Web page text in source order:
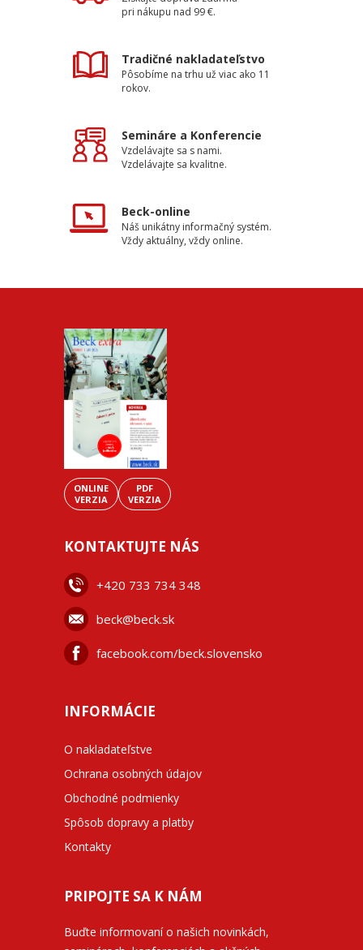
pri nákupu nad 99 €.
Tradičné nakladateľstvo
Pôsobíme na trhu už viac ako 11
rokov.
Semináre a Konferencie
Vzdelávajte sa s nami.
Vzdelávajte sa kvalitne.
Beck-online
Náš unikátny informačný systém.
Vždy aktuálny, vždy online.
ONLINE
VERZIA
PDF
VERZIA
KONTAKTUJTE NÁS
+420 733 734 348
beck@beck.sk
facebook.com/beck.slovensko
INFORMÁCIE
O nakladateľstve
Ochrana osobných údajov
Obchodné podmienky
Spôsob dopravy a platby
Kontakty
PRIPOJTE SA K NÁM
Buďte informovaní o našich novinkách,